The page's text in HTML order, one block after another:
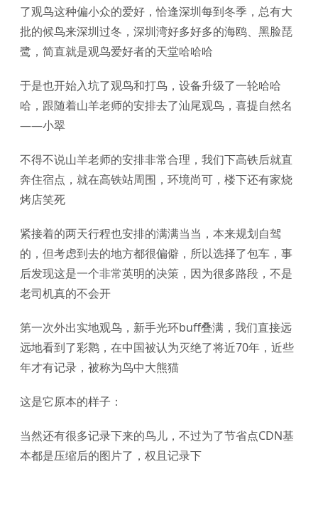
了观鸟这种偏小众的爱好，恰逢深圳每到冬季，总有大
批的候鸟来深圳过冬，深圳湾好多好多的海鸥、黑脸琵
鹭，简直就是观鸟爱好者的天堂哈哈哈
于是也开始入坑了观鸟和打鸟，设备升级了一轮哈哈
哈，跟随着山羊老师的安排去了汕尾观鸟，喜提自然名
——小翠
不得不说山羊老师的安排非常合理，我们下高铁后就直
奔住宿点，就在高铁站周围，环境尚可，楼下还有家烧
烤店笑死
紧接着的两天行程也安排的满满当当，本来规划自驾
的，但考虑到去的地方都很偏僻，所以选择了包车，事
后发现这是一个非常英明的决策，因为很多路段，不是
老司机真的不会开
第一次外出实地观鸟，新手光环buff叠满，我们直接远
远地看到了彩鹮，在中国被认为灭绝了将近70年，近些
年才有记录，被称为鸟中大熊猫
这是它原本的样子：
当然还有很多记录下来的鸟儿，不过为了节省点CDN基
本都是压缩后的图片了，权且记录下